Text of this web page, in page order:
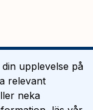
upplevelse på
relevant
neka